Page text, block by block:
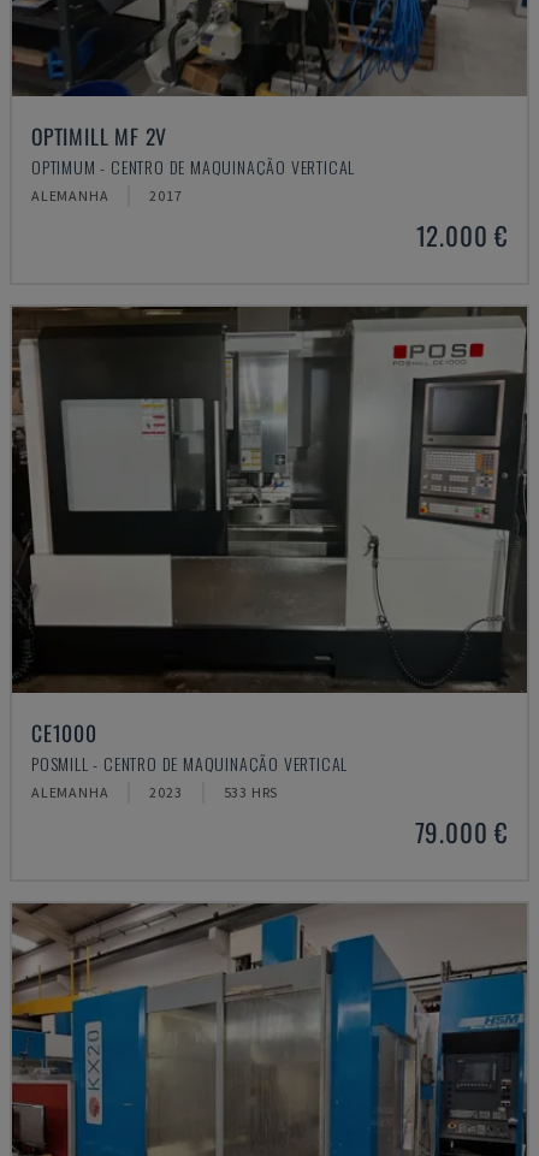
OPTIMILL MF 2V
OPTIMUM - CENTRO DE MAQUINAÇÃO VERTICAL
ALEMANHA 2017
12.000 €
CE1000
POSMILL - CENTRO DE MAQUINAÇÃO VERTICAL
ALEMANHA 2023 533 HRS
79.000 €